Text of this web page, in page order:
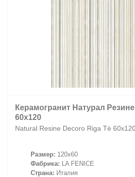
Керамогранит Натурал
60х120
Natural Resine Decoro Riga Tè
Размер: 120x60
Фабрика: LA FENICE
Страна: Италия